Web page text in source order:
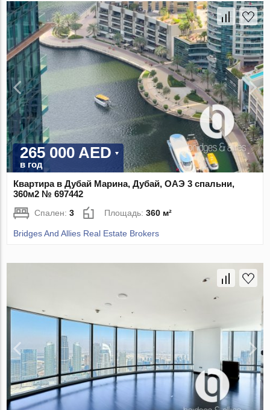
265 000 AED
в год
Квартира в Дубай Марина, Дубай, ОАЭ 3 спальни,
360м2 № 697442
Спален:3 Площадь:360 м²
Bridges And Allies Real Estate Brokers